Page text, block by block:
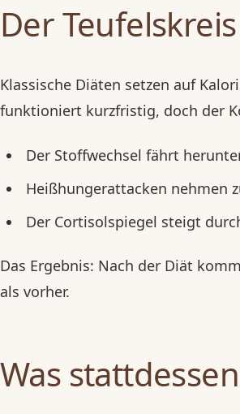
Der
Klassische Diäten setzen auf
funktioniert kurzfristig, doch der
Der Stoffwechsel fährt
Heißhungerattacken nehmen
Der Cortisolspiegel steigt
Das Ergebnis: Nach der Diät
als vorher.
Was